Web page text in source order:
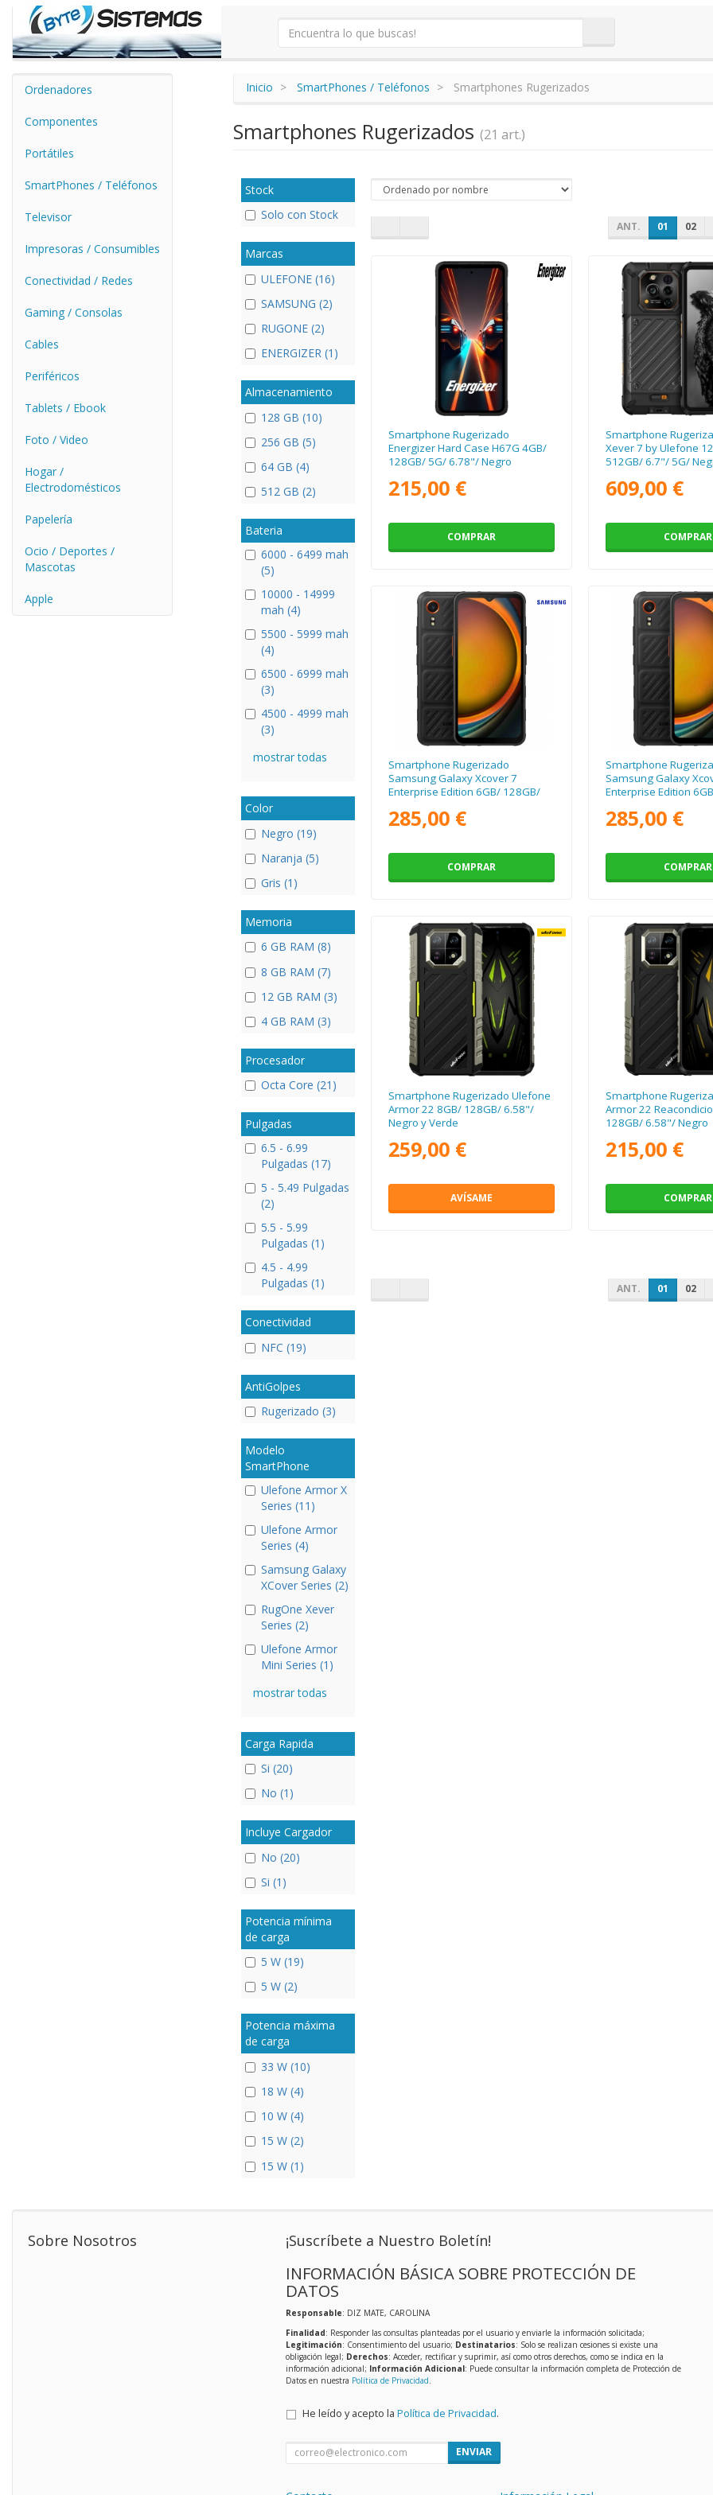
Ordenadores
Componentes
Portátiles
SmartPhones / Teléfonos
Televisor
Impresoras / Consumibles
Conectividad / Redes
Gaming / Consolas
Cables
Periféricos
Tablets / Ebook
Foto / Video
Hogar /
Electrodomésticos
Papelería
Ocio / Deportes /
Mascotas
Apple
Inicio SmartPhones / Teléfonos Smartphones Rugerizados
Smartphones Rugerizados (21 art.)
Stock
Solo con Stock
Marcas
ULEFONE (16)
SAMSUNG (2)
RUGONE (2)
ENERGIZER (1)
Almacenamiento
128 GB (10)
256 GB (5)
64 GB (4)
512 GB (2)
Bateria
6000 - 6499 mah
(5)
10000 - 14999
mah (4)
5500 - 5999 mah
(4)
6500 - 6999 mah
(3)
4500 - 4999 mah
(3)
mostrar todas
Color
Negro (19)
Naranja (5)
Gris (1)
Memoria
6 GB RAM (8)
8 GB RAM (7)
12 GB RAM (3)
4 GB RAM (3)
Procesador
Octa Core (21)
Pulgadas
6.5 - 6.99
Pulgadas (17)
5 - 5.49 Pulgadas
(2)
5.5 - 5.99
Pulgadas (1)
4.5 - 4.99
Pulgadas (1)
Conectividad
NFC (19)
AntiGolpes
Rugerizado (3)
Modelo
SmartPhone
Ulefone Armor X
Series (11)
Ulefone Armor
Series (4)
Samsung Galaxy
XCover Series (2)
RugOne Xever
Series (2)
Ulefone Armor
Mini Series (1)
mostrar todas
Carga Rapida
Si (20)
No (1)
Incluye Cargador
No (20)
Si (1)
Potencia mínima
de carga
5 W (19)
5 W (2)
Potencia máxima
de carga
33 W (10)
18 W (4)
10 W (4)
15 W (2)
15 W (1)
ANT. 01 02
Smartphone Rugerizado
Energizer Hard Case H67G 4GB/
128GB/ 5G/ 6.78"/ Negro
215,00 €
COMPRAR
Smartphone
Xever 7 by Ulefone
512GB/ 6.7"/ 5G/
609,00 €
COMPRAR
Smartphone Rugerizado
Samsung Galaxy Xcover 7
Enterprise Edition 6GB/ 128GB/
285,00 €
COMPRAR
Smartphone
Samsung Galaxy
Enterprise Edition
285,00 €
COMPRAR
Smartphone Rugerizado Ulefone
Armor 22 8GB/ 128GB/ 6.58"/
Negro y Verde
259,00 €
AVÍSAME
Smartphone
Armor 22
128GB/ 6.58"/ Negro
215,00 €
COMPRAR
ANT. 01 02
Sobre Nosotros ¡Suscríbete a Nuestro Boletín!
INFORMACIÓN BÁSICA SOBRE PROTECCIÓN DE
DATOS
Responsable: DIZ MATE, CAROLINA
Finalidad: Responder las consultas planteadas por el usuario y enviarle la información solicitada;
Legitimación: Consentimiento del usuario; Destinatarios: Solo se realizan cesiones si existe una
obligación legal; Derechos: Acceder, rectificar y suprimir, así como otros derechos, como se indica en la
información adicional; Información Adicional: Puede consultar la información completa de Protección de
Datos en nuestra Política de Privacidad
He leído y acepto la Política de Privacidad.
ENVIAR